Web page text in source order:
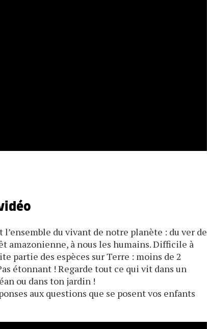
l’ensemble du vivant de notre planète : du ver de
amazonienne, à nous les humains. Difficile à
partie des espèces sur Terre : moins de 2
étonnant ! Regarde tout ce qui vit dans un
ou dans ton jardin !
aux questions que se posent vos enfants